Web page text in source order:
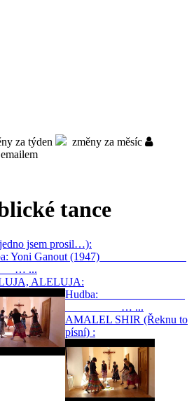
za týden
změny za měsíc
tance
jsem prosil…):
Yoni Ganout (1947)
...
ALELUJA:
Hudba:
… ...
AMALEL SHIR (Řeknu to
písní) :